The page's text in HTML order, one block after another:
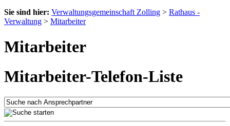
Sie sind hier: Verwaltungsgemeinschaft Zolling > Rathaus -
Verwaltung > Mitarbeiter
Mitarbeiter
Mitarbeiter-Telefon-Liste